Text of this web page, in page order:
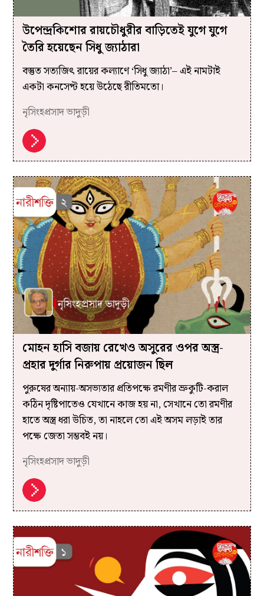
উপেন্দ্রকিশোর রায়চৌধুরীর বাড়িতেই যুগে যুগে
তৈরি হয়েছেন সিধু জ্যাঠারা
বস্তুত সত্যজিৎ রায়ের কল্যাণে ‘সিধু জ্যাঠা’– এই নামটাই
একটা কনসেপ্ট হয়ে উঠেছে রীতিমতো।
নৃসিংহপ্রসাদ ভাদুড়ী
মোহন হাসি বজায় রেখেও অসুরের ওপর অস্ত্র-
প্রহার দুর্গার নিরুপায় প্রয়োজন ছিল
পুরুষের অন্যায়-অসভ্যতার প্রতিপক্ষে রমণীর ভ্রুকুটি-করাল
কঠিন দৃষ্টিপাতেও যেখানে কাজ হয় না, সেখানে তো রমণীর
হাতে অস্ত্র ধরা উচিত, তা নাহলে তো এই অসম লড়াই তার
পক্ষে জেতা সম্ভবই নয়।
নৃসিংহপ্রসাদ ভাদুড়ী